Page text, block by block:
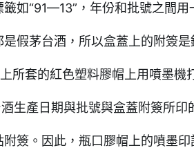
如“91—13”，年份和批號之間
假茅台酒，所以盒蓋上的附簽
所套的紅色塑料膠帽上用噴墨機
生產日期與批號與盒蓋附簽所印
簽。因此，瓶口膠帽上的噴墨印